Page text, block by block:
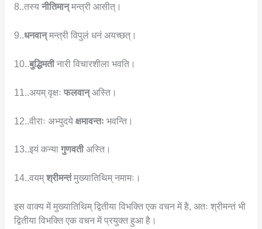
8..तस्य नीतिमान्मन्त्री आसीत्।
9..धनवान्मन्त्री विपुलं धनं अयच्छत्।
10..बुद्धिमतीनारी विचारशीला भवति।
11..अयम् वृक्षः फलवान्अस्ति।
12..वीराः अभ्युदये क्षमावन्तः भवन्ति।
13..इयं कन्या गुणवतीअस्ति।
14..वयम्श्रीमन्तंमुख्यातिथिम् नमामः।
इस वाक्य में मुख्यातिथिम् द्वितीया विभक्ति एक वचन में है, अतः श्रीमन्तं भी
द्वितीया विभक्ति एक वचन में प्रयुक्त हुआ है।